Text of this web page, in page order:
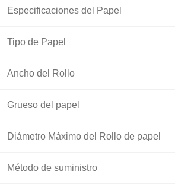
Especificaciones del Papel
Tipo de Papel
Ancho del Rollo
Grueso del papel
Diámetro Máximo del Rollo de papel
Método de suministro